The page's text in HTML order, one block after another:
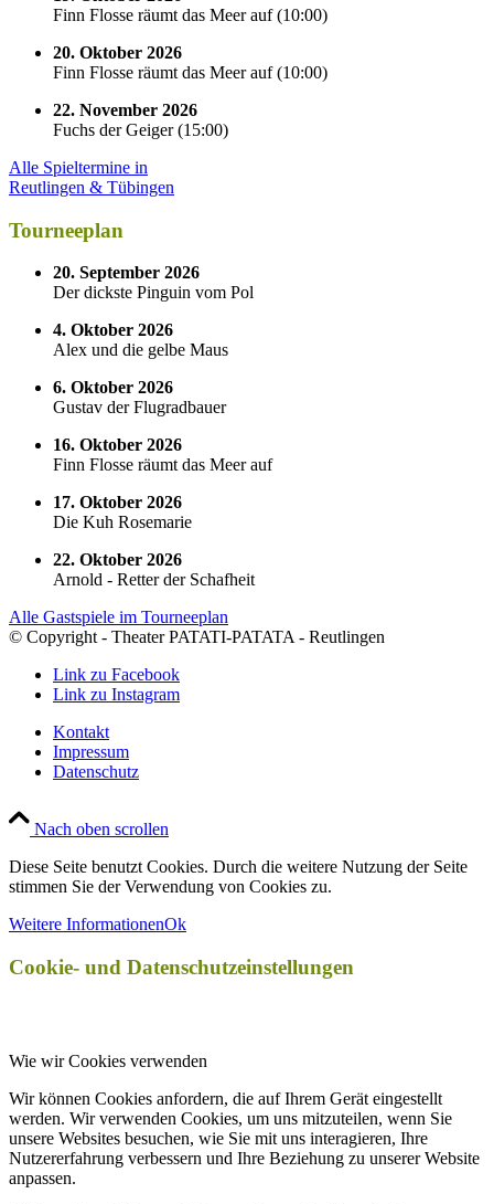
Finn Flosse räumt das Meer auf(10:00)
20. Oktober 2026
Finn Flosse räumt das Meer auf(10:00)
22. November 2026
Fuchs der Geiger(15:00)
Alle Spieltermine in
Reutlingen & Tübingen
Tourneeplan
20. September 2026
Der dickste Pinguin vom Pol
4. Oktober 2026
Alex und die gelbe Maus
6. Oktober 2026
Gustav der Flugradbauer
16. Oktober 2026
Finn Flosse räumt das Meer auf
17. Oktober 2026
Die Kuh Rosemarie
22. Oktober 2026
Arnold - Retter der Schafheit
Alle Gastspiele im Tourneeplan
© Copyright - Theater PATATI-PATATA - Reutlingen
Link zu Facebook
Link zu Instagram
Kontakt
Impressum
Datenschutz
Nach oben scrollen
Diese Seite benutzt Cookies. Durch die weitere Nutzung der Seite
stimmen Sie der Verwendung von Cookies zu.
Weitere InformationenOk
Cookie- und Datenschutzeinstellungen
Wie wir Cookies verwenden
Wir können Cookies anfordern, die auf Ihrem Gerät eingestellt
werden. Wir verwenden Cookies, um uns mitzuteilen, wenn Sie
unsere Websites besuchen, wie Sie mit uns interagieren, Ihre
Nutzererfahrung verbessern und Ihre Beziehung zu unserer Website
anpassen.